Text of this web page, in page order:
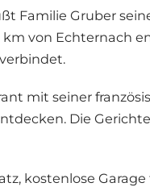
Familie Gruber
von Echternach
mit seiner
Die
kostenlose